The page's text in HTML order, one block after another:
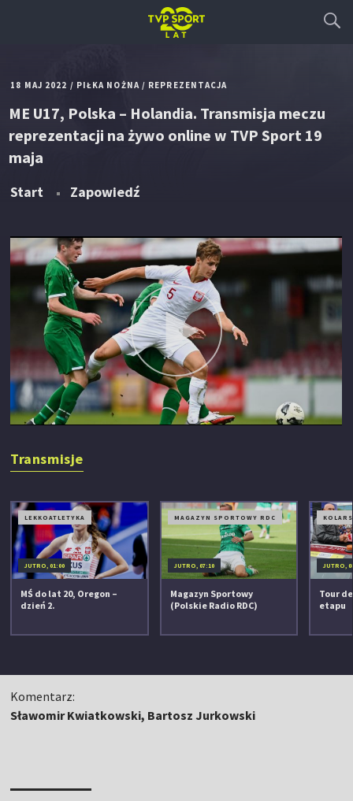
18 MAJ 2022 / PIŁKA NOŻNA/ REPREZENTACJA
ME U17, Polska – Holandia. Transmisja meczu
reprezentacji na żywo online w TVP Sport 19
maja
Start Zapowiedź
Transmisje
LEKKOATLETYKA
JUTRO, 01:00
MŚ do lat 20, Oregon –
dzień 2.
MAGAZYN SPORTOWY RDC
JUTRO, 07:10
Magazyn Sportowy
(Polskie Radio RDC)
JUTRO,
Tour
etapu
Komentarz:
Sławomir Kwiatkowski, Bartosz Jurkowski